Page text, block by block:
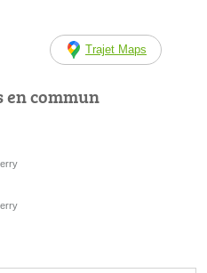
Trajet Maps
commun